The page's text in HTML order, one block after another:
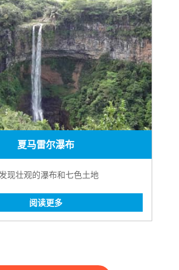
夏马雷尔瀑布
现壮观的瀑布和七色土地
阅读更多